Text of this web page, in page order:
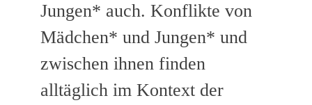
Jungen* auch. Konflikte von
Mädchen* und Jungen* und
zwischen ihnen finden
alltäglich im Kontext der